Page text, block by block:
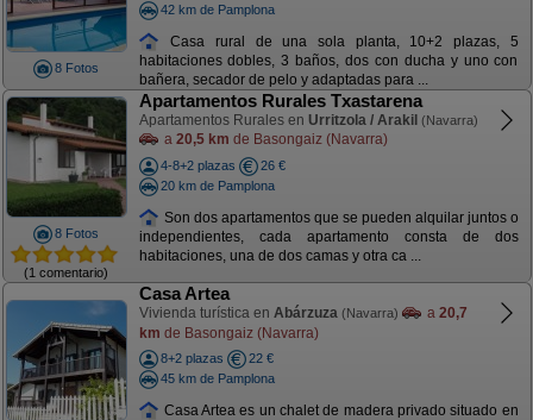
8 Fotos
42 km de Pamplona
Casa rural de una sola planta, 10+2 plazas, 5
habitaciones dobles, 3 baños, dos con ducha y uno con
bañera, secador de pelo y adaptadas para ...
8 Fotos
(1 comentario)
Apartamentos Rurales Txastarena
Apartamentos Rurales en Urritzola / Arakil (Navarra)
a 20,5 km de Basongaiz (Navarra)
4-8+2 plazas
26 €
20 km de Pamplona
Son dos apartamentos que se pueden alquilar juntos o
independientes, cada apartamento consta de dos
habitaciones, una de dos camas y otra ca ...
Casa Artea
Vivienda turística en Abárzuza (Navarra) a 20,7
km de Basongaiz (Navarra)
8+2 plazas
22 €
45 km de Pamplona
Casa Artea es un chalet de madera privado situado en